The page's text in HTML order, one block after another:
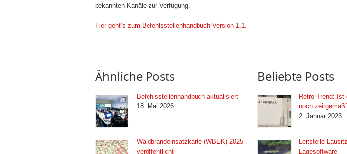
bekannten Kanäle zur Verfügung.
Hier geht’s zum Befehlsstellenhandbuch Version 1.1.
Ähnliche Posts
Befehlsstellenhandbuch aktualisiert
18. Mai 2026
Waldbrandeinsatzkarte (WBEK) 2025
veröffentlicht
Beliebte Posts
Retro-Trend: Ist
noch
2. Januar 2023
Leitstelle
Lagesoftware